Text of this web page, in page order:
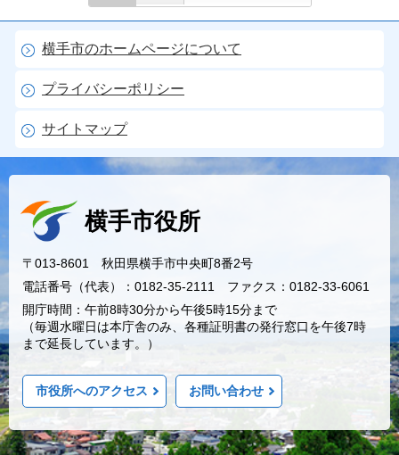
横手市のホームページについて
プライバシーポリシー
サイトマップ
横手市役所
〒013-8601 秋田県横手市中央町8番2号
電話番号（代表）：0182-35-2111 ファクス：0182-33-6061
開庁時間：午前8時30分から午後5時15分まで
（毎週水曜日は本庁舎のみ、各種証明書の発行窓口を午後7時
まで延長しています。）
市役所へのアクセス お問い合わせ